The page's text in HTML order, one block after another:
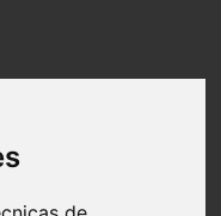
Profundas